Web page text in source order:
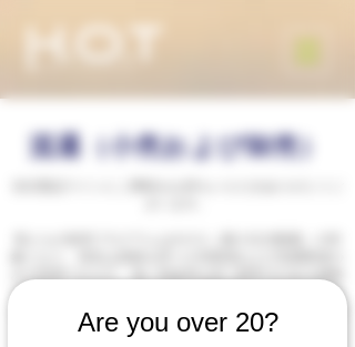
Are you over 20?
流通（小売および卸売）
みが利用できます。強い利益率を持つ競争力のある価格
を提供し、シングルストアの小売業者からグローバルチ
ェーンまで、あらゆる規模の関係に対応する製造および
物流の専門知識を持っています。